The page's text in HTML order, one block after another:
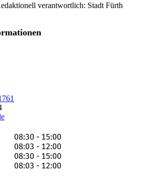
verantwortlich: Stadt Fürth
08:30 - 15:00
08:03 - 12:00
08:30 - 15:00
08:03 - 12:00